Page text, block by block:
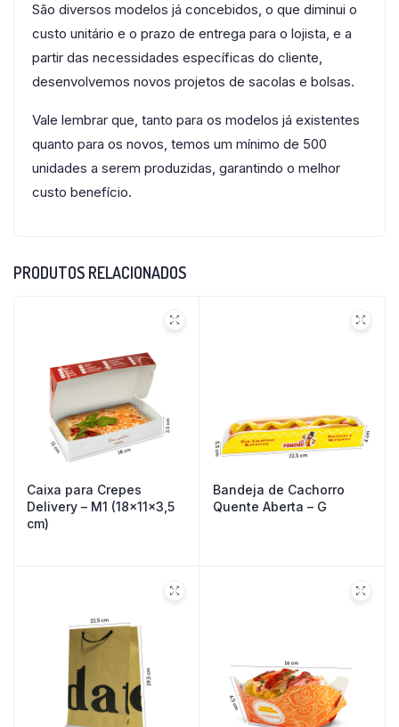
São diversos modelos já concebidos, o que diminui o
custo unitário e o prazo de entrega para o lojista, e a
partir das necessidades específicas do cliente,
desenvolvemos novos projetos de sacolas e bolsas.
Vale lembrar que, tanto para os modelos já existentes
quanto para os novos, temos um mínimo de 500
unidades a serem produzidas, garantindo o melhor
custo benefício.
PRODUTOS RELACIONADOS
Caixa para Crepes
Delivery – M1 (18x11x3,5
cm)
Bandeja de Cachorro
Quente Aberta – G